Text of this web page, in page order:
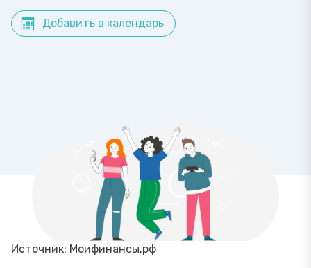
Добавить в календарь
Источник: Моифинансы.рф